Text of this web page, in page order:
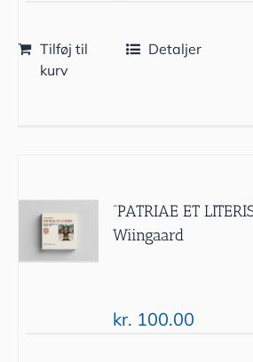
Tilføj til
kurv
Detaljer
“PATRIAE ET
Wiingaard
kr. 100.00